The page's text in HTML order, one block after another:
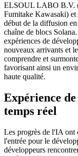
ELSOUL LABO B.V.
Fumitake Kawasaki)
début de la diffusion
chaîne de blocs
expériences de
nouveaux arrivants et
comprendre et
favorisant ainsi un
haute qualité.
Expérience
temps réel
Les progrès de l'IA ont
l'entrée pour le
développeurs